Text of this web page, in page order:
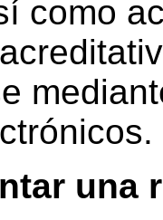
como
una